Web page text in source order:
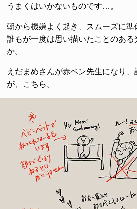
うまくはいかないものです…。
朝から機嫌よく起き、スムーズに準
誰もが一度は思い描いたことのある
か。
えだまめさんが赤ペン先生になり、
が、こちら。